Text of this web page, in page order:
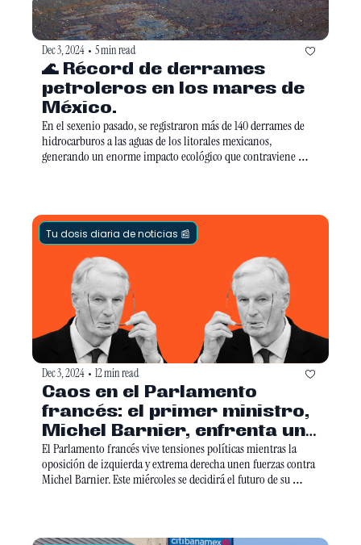
Dec 3, 2024 • 5 min read
🌊 Récord de derrames
petroleros en los mares de
México.
En el sexenio pasado, se registraron más de 140 derrames de
hidrocarburos a las aguas de los litorales mexicanos,
generando un enorme impacto ecológico que contraviene
Tu dosis diaria de noticias 📰
Dec 3, 2024 • 12 min read
Caos en el Parlamento
francés: el primer ministro,
Michel Barnier, enfrenta una
moción de censura
El Parlamento francés vive tensiones políticas mientras la
oposición de izquierda y extrema derecha unen fuerzas contra
Michel Barnier. Este miércoles se decidirá el futuro de su